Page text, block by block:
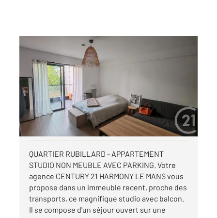
LE MANS 72
33,19 m
2 , 1 pièce
Ref : 44620
Appartement Studio à louer
465 €
par mois charges comprises
Visiter le site dédié
QUARTIER RUBILLARD - APPARTEMENT
STUDIO NON MEUBLE AVEC PARKING. Votre
agence CENTURY 21 HARMONY LE MANS vous
propose dans un immeuble recent, proche des
transports, ce magnifique studio avec balcon.
Il se compose d'un séjour ouvert sur une